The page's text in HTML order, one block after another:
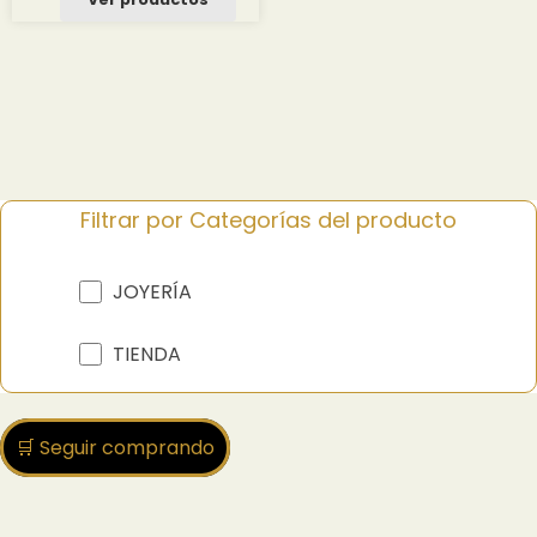
desde
Filtrar por Categorías del producto
JOYERÍA
TIENDA
🛒 Seguir comprando